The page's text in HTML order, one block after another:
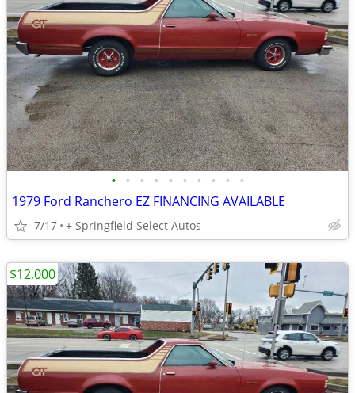
• • • • • • • • • •
1979 Ford Ranchero EZ FINANCING AVAILABLE
7/17 + Springfield Select Autos
$12,000